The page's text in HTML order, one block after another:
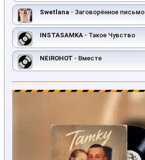
Swetlana - Заговорённое письмо
INSTASAMKA - Такое Чувство
NEIROHOT - Вместе